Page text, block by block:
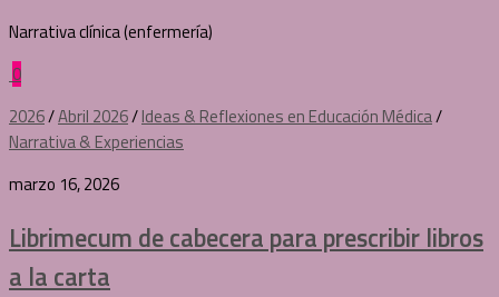
Narrativa clínica (enfermería)
0
2026/Abril 2026/Ideas & Reflexiones en Educación Médica/
Narrativa & Experiencias
marzo 16, 2026
Librimecum de cabecera para prescribir libros
a la carta